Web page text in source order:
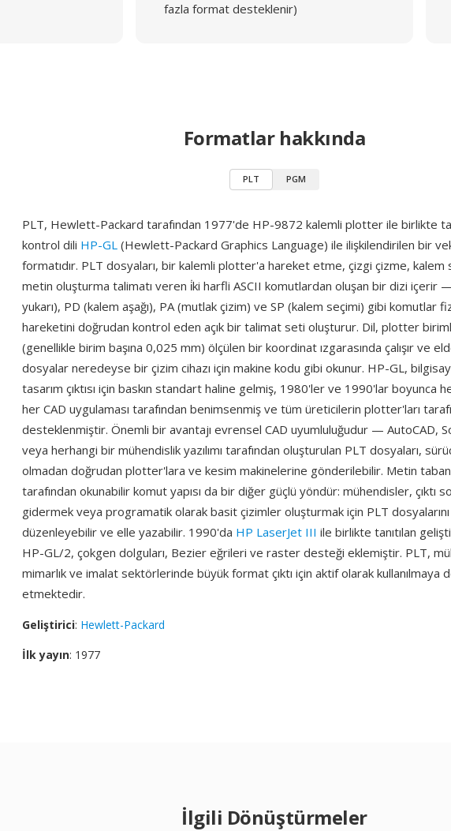
fazla format desteklenir)
Formatlar hakkında
PLT PGM
PLT, Hewlett-Packard tarafından 1977'de HP-9872 kalemli plotter ile birlikte
kontrol dili HP-GL (Hewlett-Packard Graphics Language) ile ilişkilendirilen bir
formatıdır. PLT dosyaları, bir kalemli plotter'a hareket etme, çizgi çizme, kalem
metin oluşturma talimatı veren i̇ki harfli ASCII komutlardan oluşan bir dizi içerir
yukarı), PD (kalem aşağı), PA (mutlak çizim) ve SP (kalem seçimi) gibi komutlar
hareketini doğrudan kontrol eden açık bir talimat seti oluşturur. Dil, plotter
(genellikle birim başına 0,025 mm) ölçülen bir koordinat ızgarasında çalışır ve
dosyalar neredeyse bir çizim cihazı için makine kodu gibi okunur. HP-GL,
tasarım çıktısı için baskın standart haline gelmiş, 1980'ler ve 1990'lar boyunca
her CAD uygulaması tarafından benimsenmiş ve tüm üreticilerin plotter'ları
desteklenmiştir. Önemli bir avantajı evrensel CAD uyumluluğudur — AutoCAD,
veya herhangi bir mühendislik yazılımı tarafından oluşturulan PLT dosyaları,
olmadan doğrudan plotter'lara ve kesim makinelerine gönderilebilir. Metin
tarafından okunabilir komut yapısı da bir diğer güçlü yöndür: mühendisler, çıktı
gidermek veya programatik olarak basit çizimler oluşturmak için PLT
düzenleyebilir ve elle yazabilir. 1990'da HP LaserJet III ile birlikte tanıtılan
HP-GL/2, çokgen dolguları, Bezier eğrileri ve raster desteği eklemiştir. PLT,
mimarlık ve imalat sektörlerinde büyük format çıktı için aktif olarak kullanılmaya
etmektedir.
Geliştirici: Hewlett-Packard
İlk yayın: 1977
İlgili Dönüştürmeler